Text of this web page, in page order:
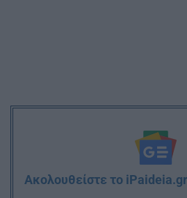
Ακολουθείστε το